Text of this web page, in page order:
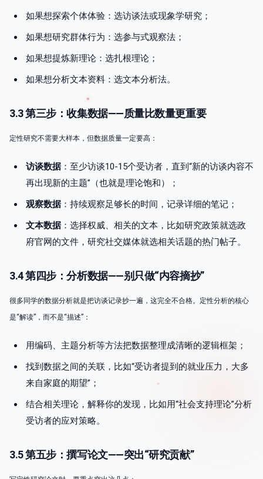
如果想探索个体体验：选访谈法或现象学研究；
如果想研究群体行为：选参与式观察法；
如果想提炼新理论：选扎根理论；
如果想分析文本资料：选文本分析法。
3.3 第三步：收集数据——质量比数量更重要
定性研究不需要大样本，但数据质量一定要高：
访谈数据 ：至少访谈10-15个受访者，直到“新的访谈内容不
再出现新的主题”（也就是理论饱和）；
观察数据 ：持续观察足够长的时间，记录详细的笔记；
文本数据 ：选择权威、相关的文本，比如研究政策就选政
府官网的文件，研究社交媒体就选相关话题的热门帖子。
3.4 第四步：分析数据——别只做“内容摘抄”
很多同学的数据分析就是把访谈记录抄一遍，这完全不合格。定性分析的核心
是“解读”，而不是“描述”：
用编码、主题分析等方法把数据整理成清晰的逻辑框架；
找到数据之间的关联，比如“受访者提到的就业压力，大多
来自家庭的期望”；
结合相关理论，解释你的发现，比如用“社会支持理论”分析
受访者的应对策略。
3.5 第五步：撰写论文——突出“研究贡献”